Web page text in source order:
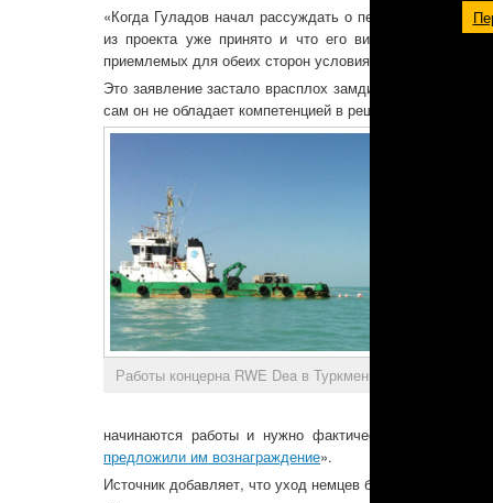
«Когда Гуладов начал рассуждать о перспективах
из проекта уже принято и что его визит нацелен
приемлемых для обеих сторон условиях», — говорит
Это заявление застало врасплох замдиректора, он
сам он не обладает компетенцией в решении подобных
Работы концерна RWE Dea в Туркменистане. Фото: Dea-
начинаются работы и нужно фактически помогать и
предложили им вознаграждение».
Источник добавляет, что уход немцев будет неприятным